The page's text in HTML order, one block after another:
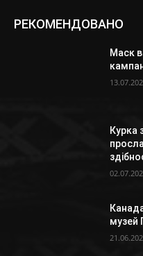
РЕКОМЕНДОВАНО
Маск
Курка
музей